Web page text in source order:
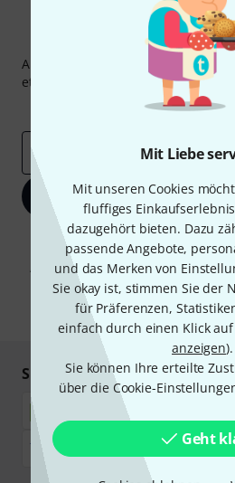
Mit Liebe
Mit unseren Cookies
fluffiges
dazugehört bieten. Dazu
passende Angebote,
und das Merken von
Sie okay ist, stimmen Sie der
für Präferenzen,
einfach durch einen Klick auf
anzeigen).
Sie können Ihre erteilte
über die Cookie-
Geht
Thomann
Abonniere den Thomann
etwas Glück einen von50
Inspirierende Beiträge
Deals
Jetzt
Mit Klick auf „Jetzt anmelden“
Werbung und einer Messung des E-
Abmeldung ist jederzeit möglich.
unseren
* Pflichtfeld
Sicher einkaufen & bezahlen